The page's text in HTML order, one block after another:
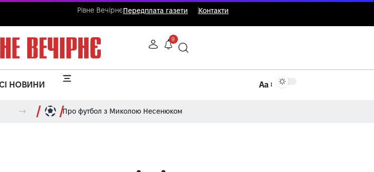
Рівне ВечірнєПередплата газети Контакти
9
НОВИНИ Аа
Про футбол з Миколою Несенюком